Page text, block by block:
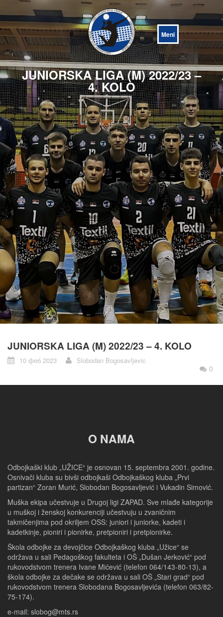
Open
Menu
JUNIORSKA LIGA (M) 2022/23 –
4. KOLO
JUNIORSKA LIGA (M) 2022/23 – 4. KOLO
10 феб 2023 Slobodan Bogosavljevic
0
O NAMA
Odbojkaški klub „UŽICE“ je osnovan 15. septembra 2001. godine.
Osnivači kluba su bivši odbojkaši Odbojkaškog kluba „Prvi
partizan“ Zoran Murić, Slobodan Bogosavljević i Vukadin Simović.
Muška ekipa učestvuje u Drugoj ligi ZAPAD. Sve mlađe kategorije
u muškoj i ženskoj konkurenciji učestvuju u zvaničnim
takmičenjima pod okriljem OSS: juniori i juniorke, kadeti i
kadetkinje, pioniri i pionirke, pretpioniri i pretpionirke.
Škola odbojke za devojčice Odbojkaškog kluba „Užice“ se
održava u sali Pedagoškog fakulteta i OŠ „Dušan Jerković“ pod
rukovodstvom trenera Ivane Mićević (telefon 064/143-80-13), a
škola odbojke za dečake se održava u sali OŠ „Stari grad“ pod
rukovodstvom trenera Slobodana Bogosavljevića (telefon 063/82-
75-174).
e-mail: slobog@mts.rs